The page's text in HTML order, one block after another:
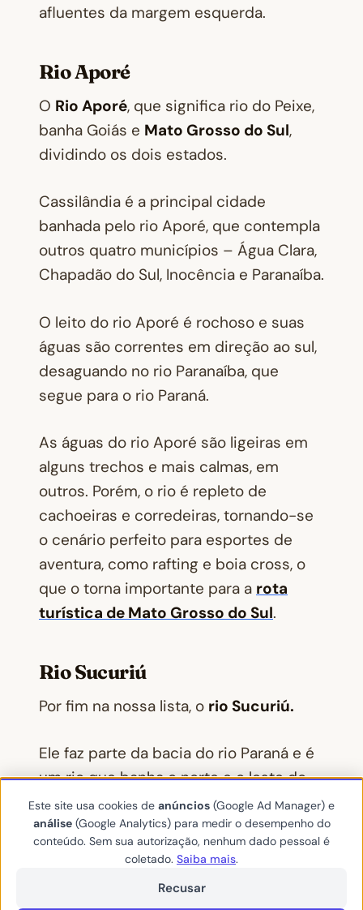
afluentes da margem esquerda.
Rio Aporé
O Rio Aporé, que significa rio do Peixe,
banha Goiás e Mato Grosso do Sul,
dividindo os dois estados.
Cassilândia é a principal cidade
banhada pelo rio Aporé, que contempla
outros quatro municípios – Água Clara,
Chapadão do Sul, Inocência e Paranaíba.
O leito do rio Aporé é rochoso e suas
águas são correntes em direção ao sul,
desaguando no rio Paranaíba, que
segue para o rio Paraná.
As águas do rio Aporé são ligeiras em
alguns trechos e mais calmas, em
outros. Porém, o rio é repleto de
cachoeiras e corredeiras, tornando-se
o cenário perfeito para esportes de
aventura, como rafting e boia cross, o
que o torna importante para a rota
turística de Mato Grosso do Sul.
Rio Sucuriú
Por fim na nossa lista, o rio Sucuriú.
Ele faz parte da bacia do rio Paraná e é
um rio que banha o norte e o leste do
estado deMato Grosso do Sul.
Uma vez que o rio nasce na Serra dos
quilômetros, servindo de divisa para os
Este site usa cookies de anúncios (Google Ad Manager) e
análise(Google Analytics) para medir o desempenho do
conteúdo. Sem sua autorização, nenhum dado pessoal é
coletado. Saiba mais.
Recusar